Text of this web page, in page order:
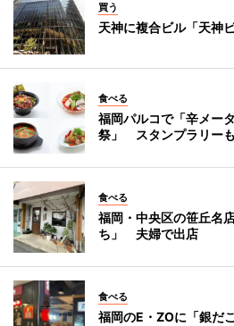
買う
天神に複合ビル「天神
食べる
福岡パルコで「辛メー
祭」 スタンプラリーも
食べる
福岡・中央区の笹丘名
ち」 夫婦で出店
食べる
福岡のE・ZOに「銀だ